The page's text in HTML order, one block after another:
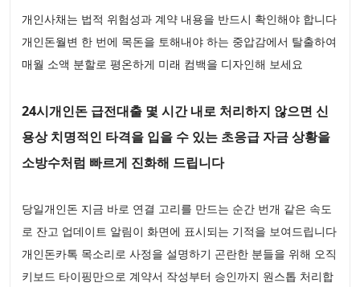
개인사채는 법적 위험성과 계약 내용을 반드시 확인해야 합니다
개인돈월변 한 번에 목돈을 토해내야 하는 중압감에서 탈출하여
매월 소액 분할로 평온하게 미래 컴백을 디자인해 보세요
24시개인돈 급전대출 몇 시간 내로 처리하지 않으면 신
용상 치명적인 타격을 입을 수 있는 초응급 자금 상황을
소방수처럼 빠르게 진화해 드립니다
당일개인돈 지금 바로 연결 고리를 만드는 순간 번개 같은 속도
로 잔고 업데이트 알림이 화면에 표시되는 기적을 보여드립니다
개인돈카톡 목소리로 사정을 설명하기 곤란한 분들을 위해 오직
키보드 타이핑만으로 계약서 작성부터 승인까지 원스톱 처리합